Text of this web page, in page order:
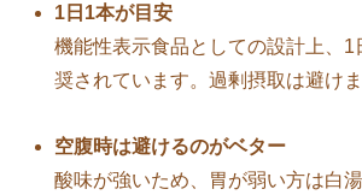
1日1本が目安
機能性表示食品としての設計上、1
奨されています。過剰摂取は避けま
空腹時は避けるのがベター
酸味が強いため、胃が弱い方は白